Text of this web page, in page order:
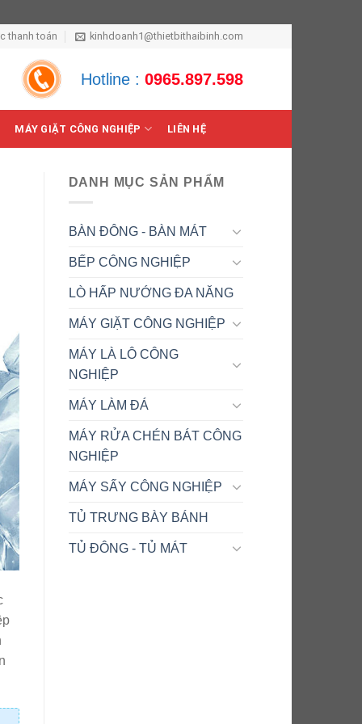
thanh toán kinhdoanh1@thietbithaibinh.com
Hotline : 0965.897.598
MÁY GIẶT CÔNG NGHIỆP LIÊN HỆ
DANH MỤC SẢN PHẨM
BÀN ĐÔNG - BÀN MÁT
BẾP CÔNG NGHIỆP
LÒ HẤP NƯỚNG ĐA NĂNG
MÁY GIẶT CÔNG NGHIỆP
MÁY LÀ LÔ CÔNG
NGHIỆP
MÁY LÀM ĐÁ
MÁY RỬA CHÉN BÁT CÔNG
NGHIỆP
MÁY SẤY CÔNG NGHIỆP
TỦ TRƯNG BÀY BÁNH
TỦ ĐÔNG - TỦ MÁT